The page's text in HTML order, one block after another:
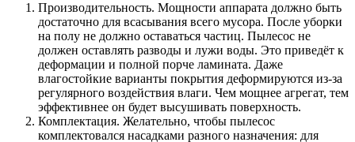
Производительность. Мощности аппарата должно быть
достаточно для всасывания всего мусора. После уборки
на полу не должно оставаться частиц. Пылесос не
должен оставлять разводы и лужи воды. Это приведёт к
деформации и полной порче ламината. Даже
влагостойкие варианты покрытия деформируются из-за
регулярного воздействия влаги. Чем мощнее агрегат, тем
эффективнее он будет высушивать поверхность.
Комплектация. Желательно, чтобы пылесос
комплектовался насадками разного назначения: для